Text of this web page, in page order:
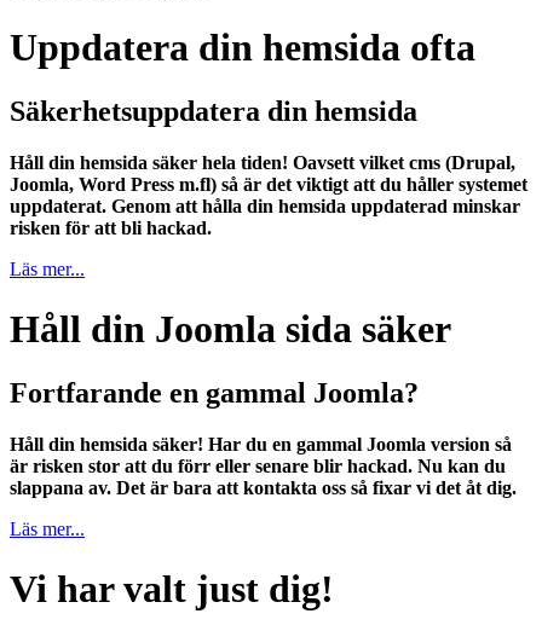
Uppdatera din hemsida ofta
Säkerhetsuppdatera din hemsida
Håll din hemsida säker hela tiden! Oavsett vilket cms (Drupal,
Joomla, Word Press m.fl) så är det viktigt att du håller systemet
uppdaterat. Genom att hålla din hemsida uppdaterad minskar
risken för att bli hackad.
Läs mer...
Håll din Joomla sida säker
Fortfarande en gammal Joomla?
Håll din hemsida säker! Har du en gammal Joomla version så
är risken stor att du förr eller senare blir hackad. Nu kan du
slappana av. Det är bara att kontakta oss så fixar vi det åt dig.
Läs mer...
Vi har valt just dig!